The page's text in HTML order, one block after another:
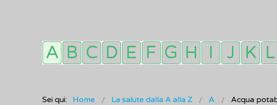
Sei qui: Home La salute dalla A alla Z A Acqua